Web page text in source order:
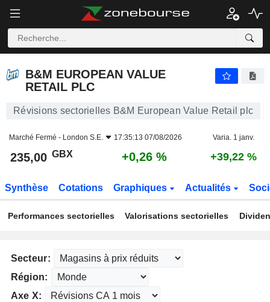
B&M EUROPEAN VALUE
RETAIL PLC
Révisions sectorielles B&M European Value Retail plc
Marché Fermé - London S.E. 17:35:13 07/08/2026 Varia. 1 janv.
235,00 GBX +0,26 % +39,22 %
Synthèse Cotations Graphiques Actualités
Performances sectorielles Valorisations sectorielles
Secteur:
Région:
Axe X: